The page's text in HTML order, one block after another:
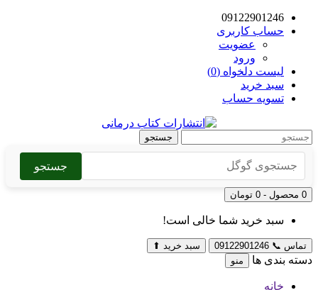
09122901246
حساب کاربری
عضویت
ورود
لیست دلخواه (0)
سبد خرید
تسویه حساب
جستجو
جستجو
0 محصول - 0 تومان
سبد خرید شما خالی است!
تماس 📞
09122901246 سبد خرید ⬆
دسته بندی ها منو
خانه